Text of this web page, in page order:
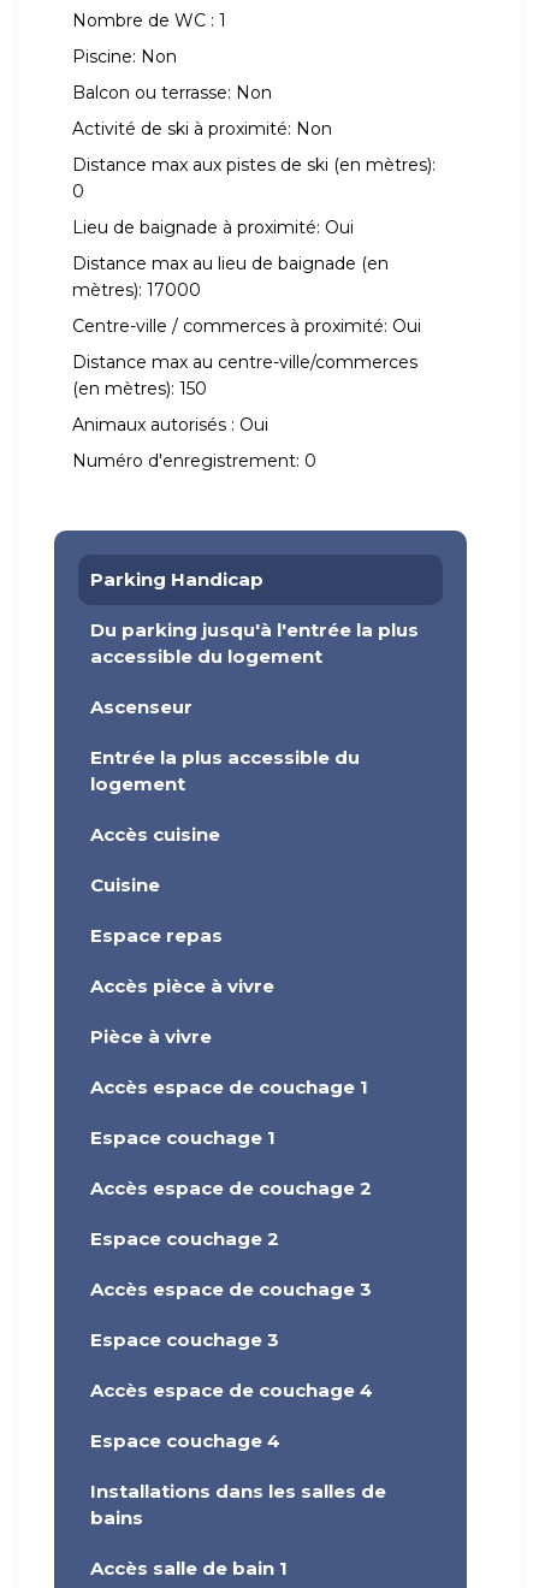
Nombre de WC : 1
Piscine: Non
Balcon ou terrasse: Non
Activité de ski à proximité: Non
Distance max aux pistes de ski (en mètres):
0
Lieu de baignade à proximité: Oui
Distance max au lieu de baignade (en
mètres): 17000
Centre-ville / commerces à proximité: Oui
Distance max au centre-ville/commerces
(en mètres): 150
Animaux autorisés : Oui
Numéro d'enregistrement: 0
Parking Handicap
Du parking jusqu'à l'entrée la plus
accessible du logement
Ascenseur
Entrée la plus accessible du
logement
Accès cuisine
Cuisine
Espace repas
Accès pièce à vivre
Pièce à vivre
Accès espace de couchage 1
Espace couchage 1
Accès espace de couchage 2
Espace couchage 2
Accès espace de couchage 3
Espace couchage 3
Accès espace de couchage 4
Espace couchage 4
Installations dans les salles de
bains
Accès salle de bain 1